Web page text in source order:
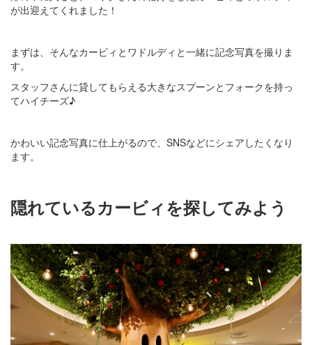
が出迎えてくれました！
まずは、そんなカービィとワドルディと一緒に記念写真を撮りま
す。
スタッフさんに貸してもらえる大きなスプーンとフォークを持っ
てハイチーズ♪
かわいい記念写真に仕上がるので、SNSなどにシェアしたくなり
ます。
隠れているカービィを探してみよう